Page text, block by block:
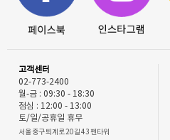
고객센터
02-773-2400
월-금 : 09:30 - 18:30
점심 : 12:00 - 13:00
토/일/공휴일 휴무
서울 중구 퇴계로 20길 43 펜타워